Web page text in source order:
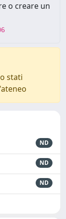
o creare un
stati
ND
ND
ND